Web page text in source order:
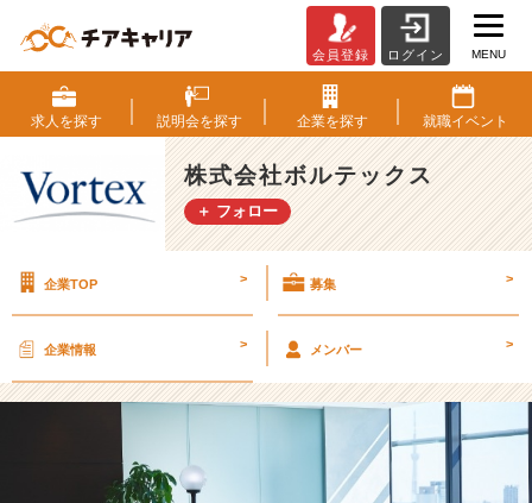
生
の
と
き
頑
張
と"を
に
す
に
会員登録 ログイン MENU
求人を探す 説明会を探す 企業を探す 就職イベント
株式会社ボルテックス
＋ フォロー
企業TOP > 募集 >
企業情報 > メンバー >